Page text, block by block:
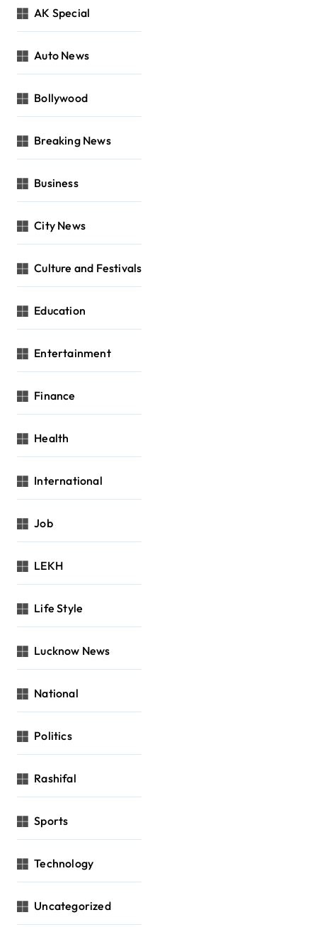
AK Special
Auto News
Bollywood
Breaking News
Business
City News
Culture and Festivals
Education
Entertainment
Finance
Health
International
Job
LEKH
Life Style
Lucknow News
National
Politics
Rashifal
Sports
Technology
Uncategorized